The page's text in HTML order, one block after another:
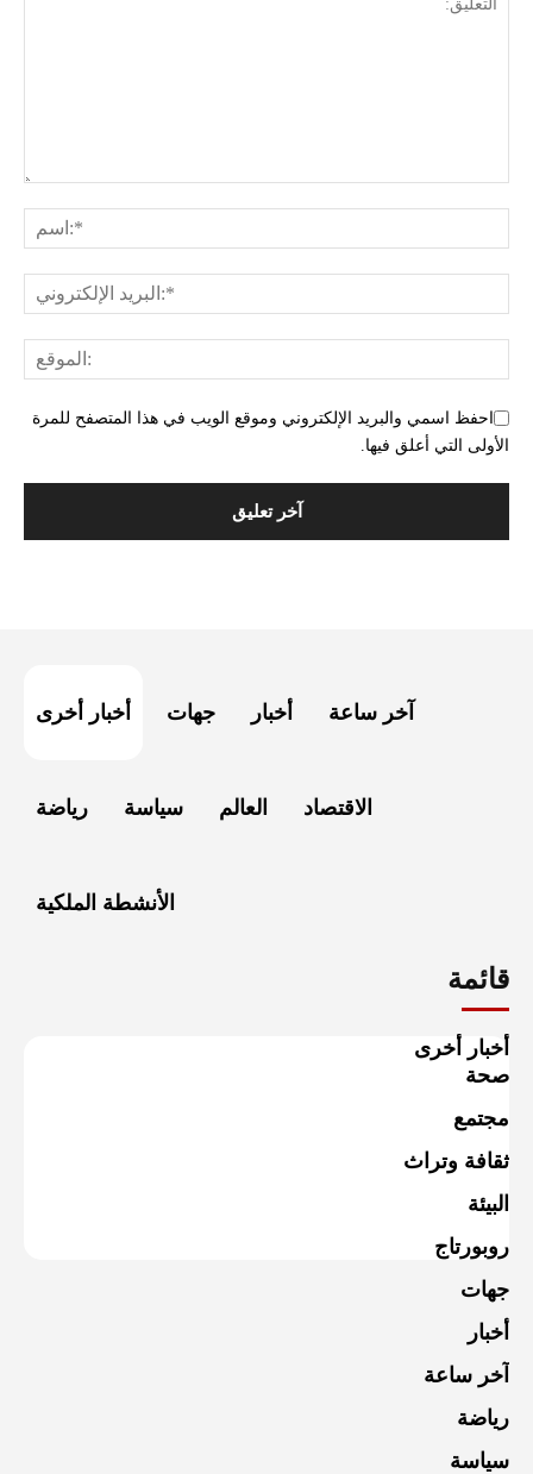
احفظ اسمي والبريد الإلكتروني وموقع الويب في هذا المتصفح للمرة
الأولى التي أعلق فيها.
أخبار أخرى جهات أخبار آخر ساعة
رياضة سياسة العالم الاقتصاد
الأنشطة الملكية
قائمة
أخبار أخرى
صحة
مجتمع
ثقافة وتراث
البيئة
روبورتاج
جهات
أخبار
آخر ساعة
رياضة
سياسة